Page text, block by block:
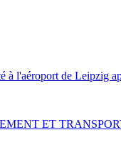
à l'aéroport de Leipzig
ET